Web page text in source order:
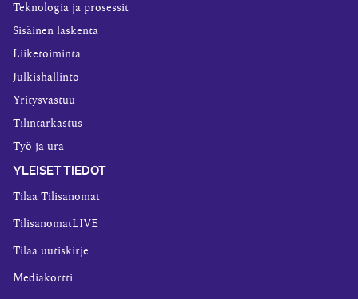
Teknologia ja prosessit
Sisäinen laskenta
Liiketoiminta
Julkishallinto
Yritysvastuu
Tilintarkastus
Työ ja ura
YLEISET TIEDOT
Tilaa Tilisanomat
TilisanomatLIVE
Tilaa uutiskirje
Mediakortti